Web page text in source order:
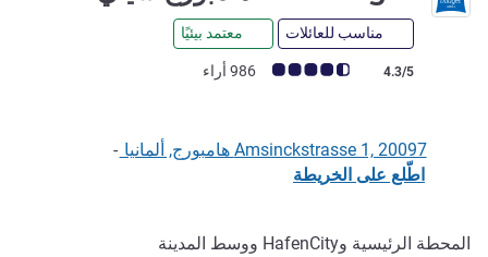
مناسب للعائلات معتمد بيئيًا
ملاحظة أراء العملاء (رأي ALL)
4.3/5 986 أراء
Amsinckstrasse 1, 20097 هامبورج, ألمانيا
-
اطّلع على الخريطة
المحطة الرئيسية وHafenCity ووسط المدينة